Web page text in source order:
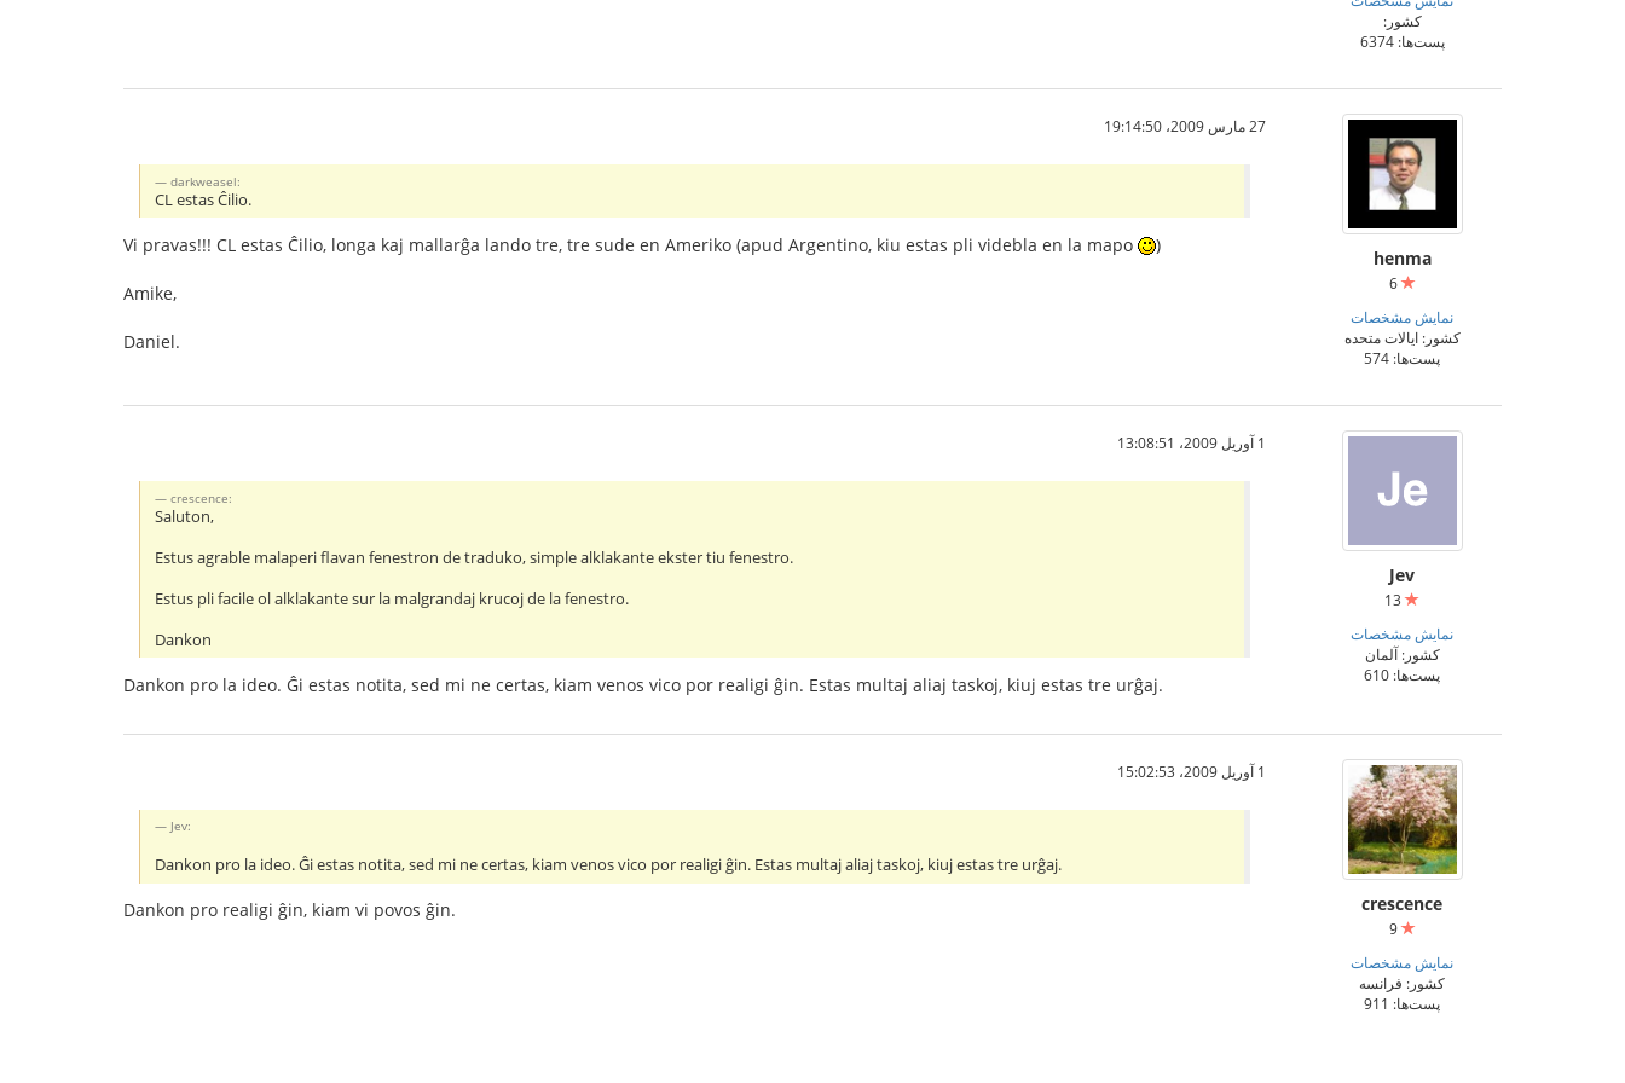
کشور:
پست‌ها: 6374
henma
6
نمایش مشخصات
کشور: ایالات متحده
پست‌ها: 574
27 مارس 2009،‏ 19:14:50
darkweasel:
CL estas Ĉilio.
Vi pravas!!! CL estas Ĉilio, longa kaj mallarĝa lando tre, tre sude en Ameriko (apud Argentino, kiu estas pli videbla en la mapo )
Amike,
Daniel.
Jev
نمایش مشخصات
کشور: آلمان
پست‌ها: 610
1 آوریل 2009،‏ 13:08:51
crescence:
Saluton,
Estus agrable malaperi flavan fenestron de traduko, simple alklakante ekster tiu fenestro.
Estus pli facile ol alklakante sur la malgrandaj krucoj de la fenestro.
Dankon
Dankon pro la ideo. Ĝi estas notita, sed mi ne certas, kiam venos vico por realigi ĝin. Estas multaj aliaj taskoj, kiuj estas tre urĝaj.
crescence
9
نمایش مشخصات
کشور: فرانسه
پست‌ها: 911
1 آوریل 2009،‏ 15:02:53
Jev:
Dankon pro la ideo. Ĝi estas notita, sed mi ne certas, kiam venos vico por realigi ĝin. Estas multaj aliaj taskoj, kiuj estas tre urĝaj.
Dankon pro realigi ĝin, kiam vi povos ĝin.